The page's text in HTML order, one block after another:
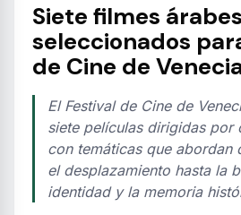
Siete filmes árabes
seleccionados
de Cine de
El Festival de Cine de
siete películas dirigidas por
con temáticas que abordan
el desplazamiento hasta la
identidad y la memoria